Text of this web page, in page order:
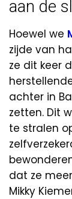
aan de
Hoewel we
zijde van
ze dit keer
achter in
zetten. Dit
te stralen
dat ze
Mikky